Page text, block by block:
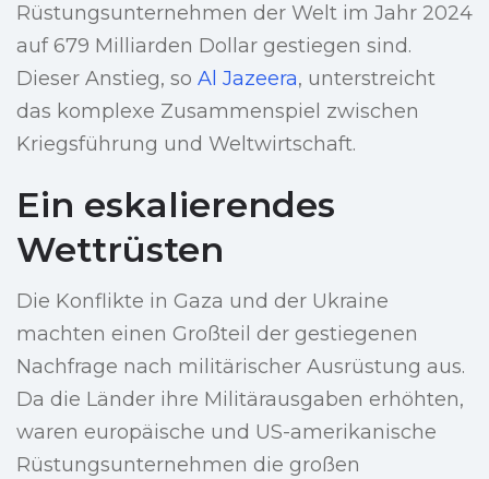
Rüstungsunternehmen der Welt im Jahr 2024
auf 679 Milliarden Dollar gestiegen sind.
Dieser Anstieg, so Al Jazeera, unterstreicht
das komplexe Zusammenspiel zwischen
Kriegsführung und Weltwirtschaft.
Ein eskalierendes
Wettrüsten
Die Konflikte in Gaza und der Ukraine
machten einen Großteil der gestiegenen
Nachfrage nach militärischer Ausrüstung aus.
Da die Länder ihre Militärausgaben erhöhten,
waren europäische und US-amerikanische
Rüstungsunternehmen die großen